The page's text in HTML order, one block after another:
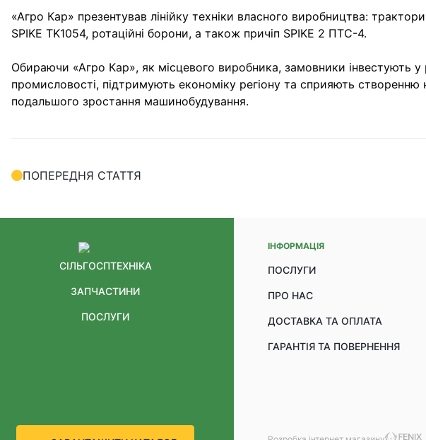
«Агро Кар» презентував лінійку техніки власного виробництва:
SPIKE TK1054, ротаційні борони, а також причіп SPIKE 2 ПТС-4.
Обираючи «Агро Кар», як місцевого виробника, замовники інвестують у
промисловості, підтримують економіку регіону та сприяють
подальшого зростання машинобудування.
ПОПЕРЕДНЯ СТАТТЯ
СІЛЬГОСПТЕХНІКА
ЗАПЧАСТИНИ
ПОСЛУГИ
ІНФОРМАЦІЯ
ПОСЛУГИ
ПРО НАС
ДОСТАВКА ТА ОПЛАТА
ГАРАНТІЯ ТА ПОВЕРНЕННЯ